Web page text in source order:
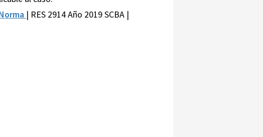
| RES 2914 Año 2019 SCBA |